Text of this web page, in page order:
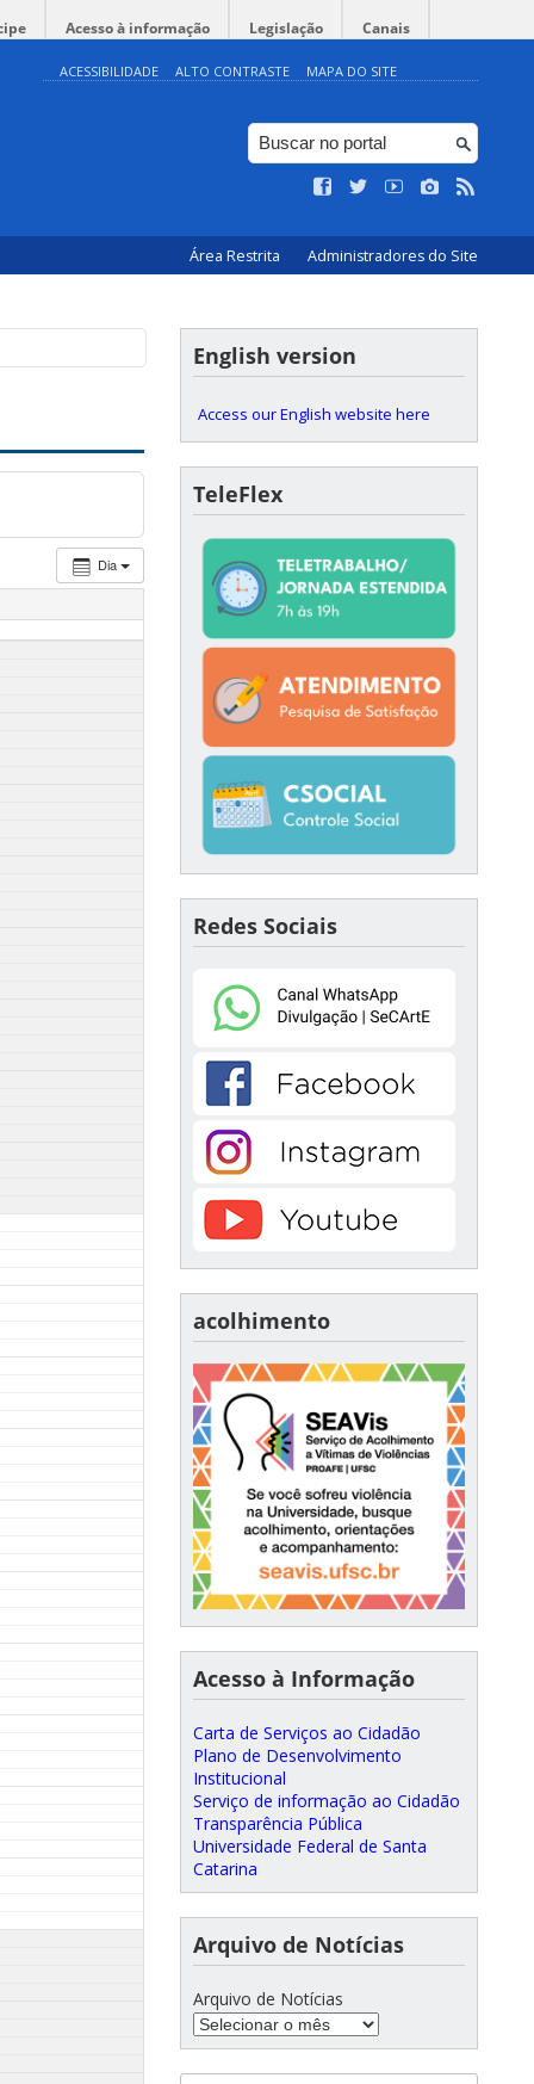
Acesso à informação Legislação Canais
ACESSIBILIDADE ALTO CONTRASTE MAPA DO SITE
Área Restrita Administradores do Site
Dia
English version
Access our English website here
TeleFlex
Redes Sociais
acolhimento
Acesso à Informação
Carta de Serviços ao Cidadão
Plano de Desenvolvimento
Institucional
Serviço de informação ao Cidadão
Transparência Pública
Universidade Federal de Santa
Catarina
Arquivo de Notícias
Arquivo de Notícias